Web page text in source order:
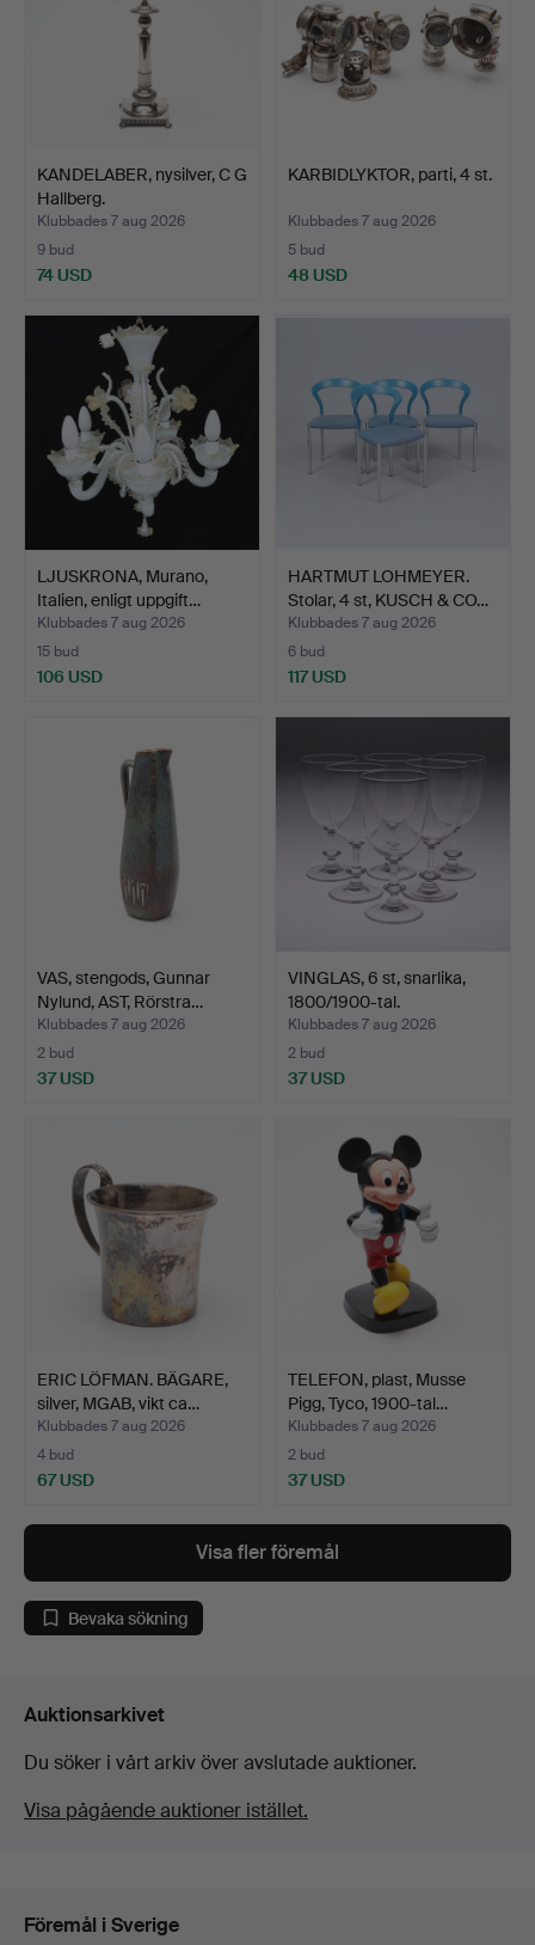
KANDELABER, nysilver, C G
Hallberg.
Klubbades 7 aug 2026
9 bud
74 USD
KARBIDLYKTOR, parti, 4 st.
Klubbades 7 aug 2026
5 bud
48 USD
LJUSKRONA, Murano,
Italien, enligt uppgift…
Klubbades 7 aug 2026
15 bud
106 USD
HARTMUT LOHMEYER.
Stolar, 4 st, KUSCH & CO…
Klubbades 7 aug 2026
6 bud
117 USD
VAS, stengods, Gunnar
Nylund, AST, Rörstra…
Klubbades 7 aug 2026
2 bud
37 USD
VINGLAS, 6 st, snarlika,
1800/1900-tal.
Klubbades 7 aug 2026
2 bud
37 USD
ERIC LÖFMAN. BÄGARE,
silver, MGAB, vikt ca…
Klubbades 7 aug 2026
4 bud
67 USD
TELEFON, plast, Musse
Pigg, Tyco, 1900-tal…
Klubbades 7 aug 2026
2 bud
37 USD
Visa fler föremål
Bevaka sökning
Auktionsarkivet
Du söker i vårt arkiv över avslutade auktioner.
Visa pågående auktioner istället.
Föremål i Sverige